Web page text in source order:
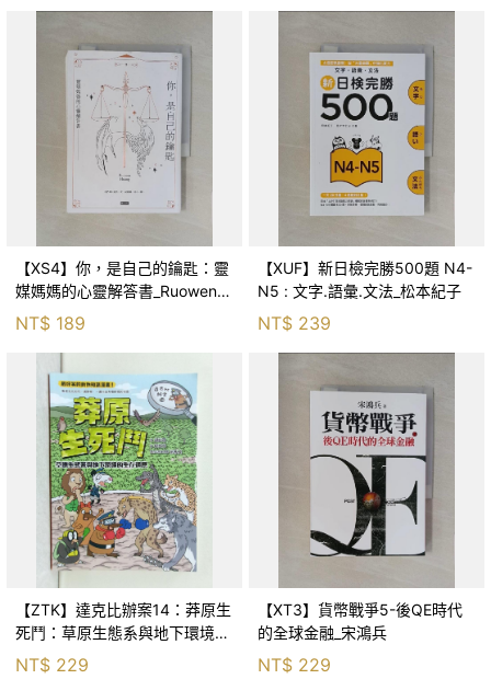
【XS4】你，是自己的鑰匙：靈
媒媽媽的心靈解答書_Ruowen
Huang
NT$ 189
【XUF】新日檢完勝500題 N4-
N5 : 文字.語彙.文法_松本紀子
NT$ 239
【ZTK】達克比辦案14：莽原生
死鬥：草原生態系與地下環境的
生存適應_柯智元
NT$ 229
【XT3】貨幣戰爭5-後QE時代
的全球金融_宋鴻兵
NT$ 229